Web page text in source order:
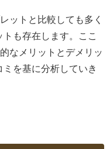
ットと比較しても多く
も存在します。ここ
なメリットとデメリッ
ミを基に分析していき